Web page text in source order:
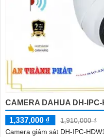
CAMERA DAHUA DH-
1,337,000 ₫
1,910,000 ₫
Camera giám sát DH-IPC-